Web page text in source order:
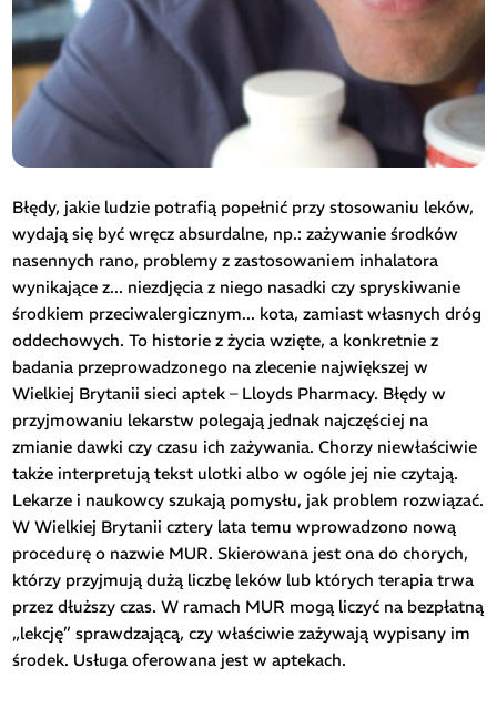
Błędy, jakie ludzie potrafią popełnić przy stosowaniu leków,
wydają się być wręcz absurdalne, np.: zażywanie środków
nasennych rano, problemy z zastosowaniem inhalatora
wynikające z... niezdjęcia z niego nasadki czy spryskiwanie
środkiem przeciwalergicznym... kota, zamiast własnych dróg
oddechowych. To historie z życia wzięte, a konkretnie z
badania przeprowadzonego na zlecenie największej w
Wielkiej Brytanii sieci aptek – Lloyds Pharmacy. Błędy w
przyjmowaniu lekarstw polegają jednak najczęściej na
zmianie dawki czy czasu ich zażywania. Chorzy niewłaściwie
także interpretują tekst ulotki albo w ogóle jej nie czytają.
Lekarze i naukowcy szukają pomysłu, jak problem rozwiązać.
W Wielkiej Brytanii cztery lata temu wprowadzono nową
procedurę o nazwie MUR. Skierowana jest ona do chorych,
którzy przyjmują dużą liczbę leków lub których terapia trwa
przez dłuższy czas. W ramach MUR mogą liczyć na bezpłatną
„lekcję” sprawdzającą, czy właściwie zażywają wypisany im
środek. Usługa oferowana jest w aptekach.